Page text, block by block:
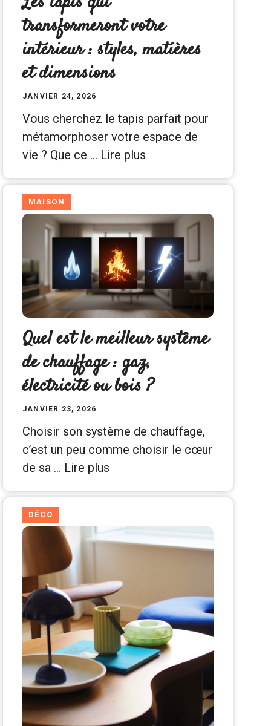
transformeront votre
intérieur : styles, matières
et dimensions
JANVIER 24, 2026
Vous cherchez le tapis parfait pour
métamorphoser votre espace de
vie ? Que ce … Lire plus
MAISON
Quel est le meilleur système
de chauffage : gaz,
électricité ou bois ?
JANVIER 23, 2026
Choisir son système de chauffage,
c’est un peu comme choisir le cœur
de sa … Lire plus
DÉCO